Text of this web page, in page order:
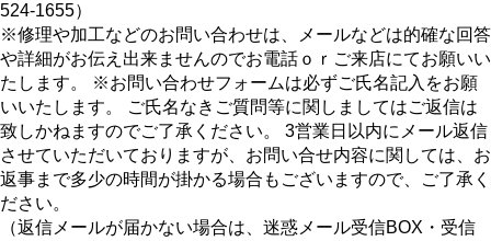
524-1655）
※修理や加工などのお問い合わせは、メールなどは的確な回答
や詳細がお伝え出来ませんのでお電話ｏｒご来店にてお願いい
たします。 ※お問い合わせフォームは必ずご氏名記入をお願
いいたします。 ご氏名なきご質問等に関しましてはご返信は
致しかねますのでご了承ください。 3営業日以内にメール返信
させていただいておりますが、お問い合せ内容に関しては、お
返事まで多少の時間が掛かる場合もございますので、ご了承く
ださい。
（返信メールが届かない場合は、迷惑メール受信BOX・受信